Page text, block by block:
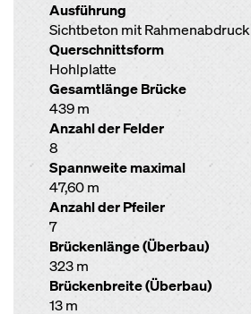
Ausführung
Sichtbeton mit Rahmenabdruck
Querschnittsform
Hohlplatte
Gesamtlänge Brücke
439 m
Anzahl der Felder
8
Spannweite maximal
47,60 m
Anzahl der Pfeiler
7
Brückenlänge (Überbau)
323 m
Brückenbreite (Überbau)
13 m